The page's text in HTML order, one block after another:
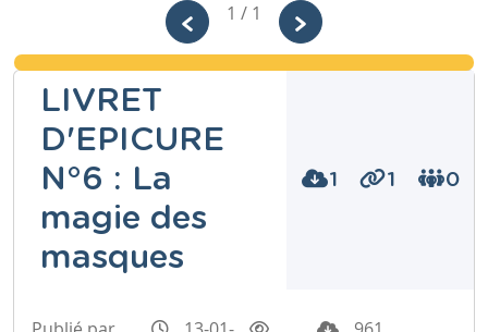
1 / 1
LIVRET
D'EPICURE
N°6 : La
magie des
masques
1 1 0